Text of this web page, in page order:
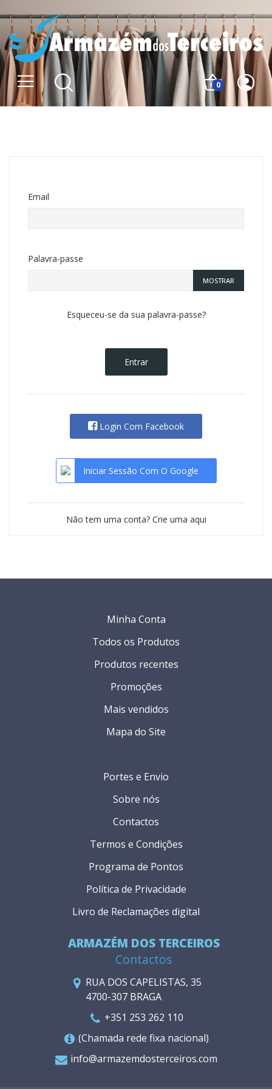
0
Email
Palavra-passe
MOSTRAR
Esqueceu-se da sua palavra-passe?
Entrar
Login Com Facebook
Iniciar Sessão Com O Google
Não tem uma conta? Crie uma aqui
ARMAZÉM DOS TERCEIROS
Contactos
RUA DOS CAPELISTAS, 35
4700-307 BRAGA
+351 253 262 110
(Chamada rede fixa nacional)
info@armazemdosterceiros.com
Portes e Envio
Sobre nós
Contactos
Termos e Condições
Programa de Pontos
Política de Privacidade
Livro de Reclamações digital
Minha Conta
Todos os Produtos
Produtos recentes
Promoções
Mais vendidos
Mapa do Site